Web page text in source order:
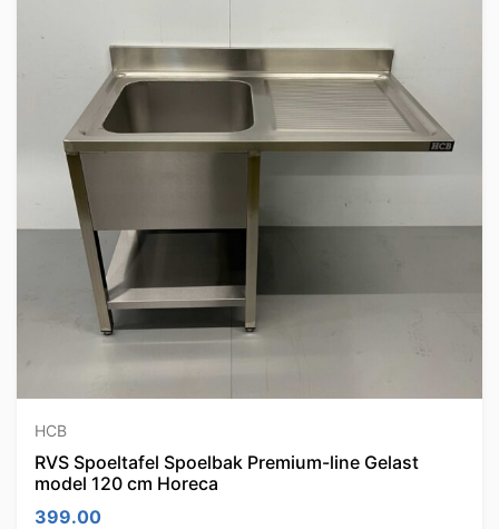
HCB
RVS Spoeltafel Spoelbak Premium-line Gelast
model 120 cm Horeca
399.00